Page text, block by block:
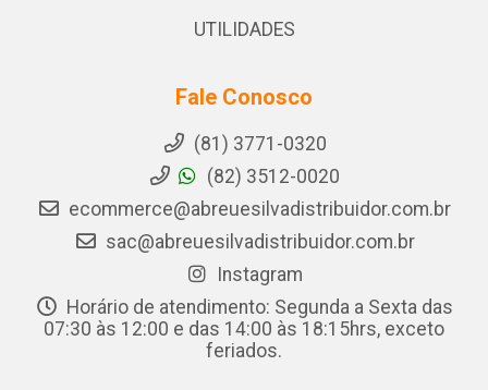
UTILIDADES
Fale Conosco
(81) 3771-0320
(82) 3512-0020
ecommerce@abreuesilvadistribuidor.com.br
sac@abreuesilvadistribuidor.com.br
Instagram
Horário de atendimento: Segunda a Sexta das
07:30 às 12:00 e das 14:00 às 18:15hrs, exceto
feriados.